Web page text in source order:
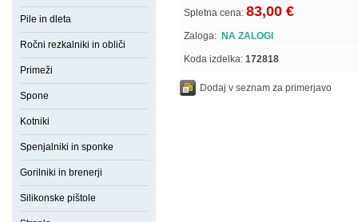
Pile in dleta
Ročni rezkalniki in obliči
Primeži
Spone
Kotniki
Spenjalniki in sponke
Gorilniki in brenerji
Silikonske pištole
Spletna cena: 83,00 €
Zaloga: NA ZALOGI
Koda izdelka: 172818
Dodaj v seznam za primerjavo